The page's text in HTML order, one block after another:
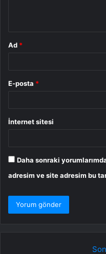
Ad *
E-posta *
İnternet sitesi
Daha sonraki
adresim ve site adresim bu